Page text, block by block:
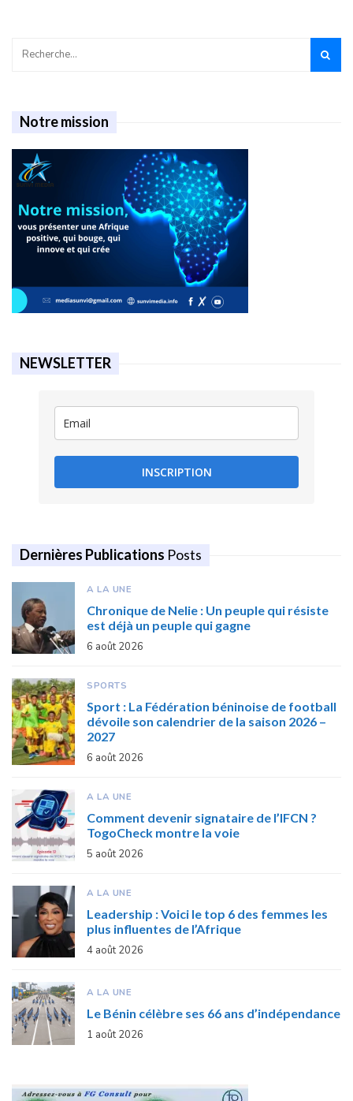
Notre mission
NEWSLETTER
INSCRIPTION
Dernières Publications Posts
A LA UNE
Chronique de Nelie : Un peuple qui résiste
est déjà un peuple qui gagne
6 août 2026
SPORTS
Sport : La Fédération béninoise de football
dévoile son calendrier de la saison 2026 –
2027
6 août 2026
A LA UNE
Comment devenir signataire de l’IFCN ?
TogoCheck montre la voie
5 août 2026
A LA UNE
Leadership : Voici le top 6 des femmes les
plus influentes de l’Afrique
4 août 2026
A LA UNE
Le Bénin célèbre ses 66 ans d’indépendance
1 août 2026